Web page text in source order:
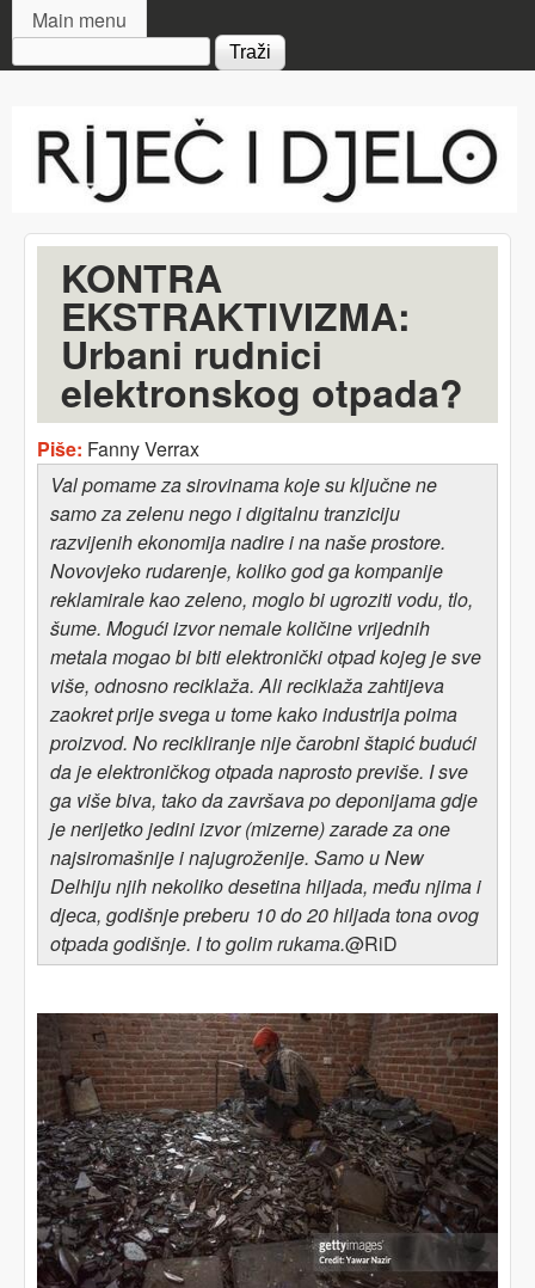
MAIN MENU
Main menu
Search form
i djelo
KONTRA
EKSTRAKTIVIZMA:
Urbani rudnici
elektronskog otpada?
Piše: Fanny Verrax
Val pomame za sirovinama koje su ključne ne
samo za zelenu nego i digitalnu tranziciju
razvijenih ekonomija nadire i na naše prostore.
Novovjeko rudarenje, koliko god ga kompanije
reklamirale kao zeleno, moglo bi ugroziti vodu, tlo,
šume. Mogući izvor nemale količine vrijednih
metala mogao bi biti elektronički otpad kojeg je sve
više, odnosno reciklaža. Ali reciklaža zahtijeva
zaokret prije svega u tome kako industrija poima
proizvod. No recikliranje nije čarobni štapić budući
da je elektroničkog otpadanaprosto previše. I sve
ga više biva, tako da završava po deponijama gdje
je nerijetko jedini izvor (mizerne) zarade za one
najsiromašnijei najugroženije. Samo u New
Delhiju njih nekoliko desetina hiljada, među njima i
djeca, godišnje preberu 10 do 20 hiljada tona ovog
otpada godišnje. I to golim rukama.@RiD